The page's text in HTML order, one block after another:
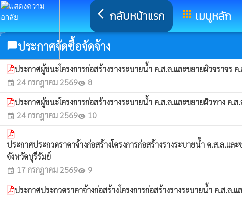
arrow_back_ios กลับหน้าแรก apps เมนูหลัก
chat_bubbleประกาศจัดซื้อจัดจ้าง
ประกาศผู้ชนะโครงการก่อสร้างรางระบายน้ำ ค.ส.ล.และขยายผิวจราจ
event 24 กรกฎาคม 2569visibility 8
ประกาศผู้ชนะโครงการก่อสร้างรางระบายน้ำ ค.ส.ล.และขยายผิวทาง ค
event 24 กรกฎาคม 2569visibility 10
ประกาศประกวดราคาจ้างก่อสร้างโครงการก่อสร้างรางระบายน้ำ ค.ส.ล.
จังหวัดบุรีรัมย์
event 17 กรกฎาคม 2569visibility 9
ประกาศประกวดราคาจ้างก่อสร้างโครงการก่อสร้างรางระบายน้ำ ค.ส.